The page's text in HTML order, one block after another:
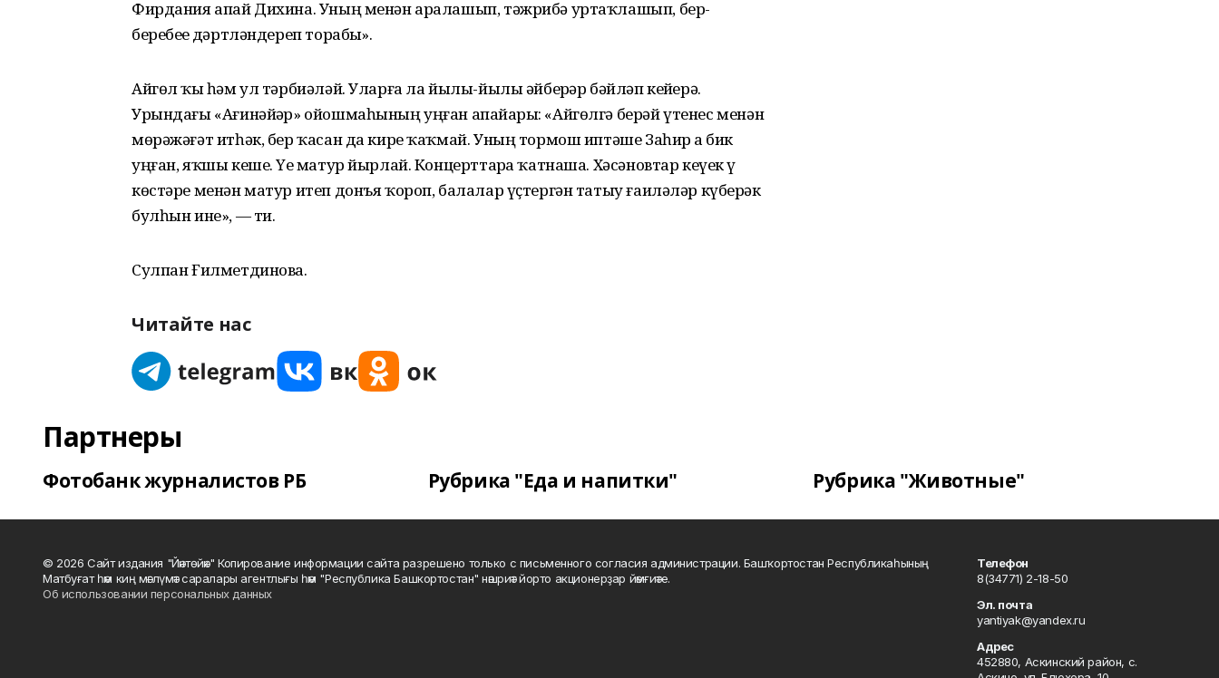
Фирдания апай Дихина. Уның менән аралашып, тәжрибә уртаҡлашып, бер-
беребеҙҙе дәртләндереп торабыҙ».
Айгөл ҡыҙ һәм ул тәрбиәләй. Уларға ла йылы-йылы әйберҙәр бәйләп кейҙерә.
Урындағы «Ағинәйҙәр» ойошмаһының уңған апайҙары: «Айгөлгә берәй үтенес менән
мөрәжәғәт итһәк, бер ҡасан да кире ҡаҡмай. Уның тормош иптәше Заһир ҙа бик
уңған, яҡшы кеше. Үҙе матур йырлай. Концерттарҙа ҡатнаша. Хәсәновтар кеүек үҙ
көстәре менән матур итеп донъя ҡороп, балалар үҫтергән татыу ғаиләләр күберәк
булһын ине», — ти.
Сулпан Ғилметдинова.
Читайте нас
Партнеры
Фотобанк журналистов РБ Рубрика "Еда и напитки" Рубрика "Животные"
© 2026 Сайт издания "Йәнтөйәк" Копирование информации сайта разрешено только с письменного согласия администрации. Башҡортостан Республикаһының
Матбуғат һәм киң мәғлүмәт саралары агентлығы һәм "Республика Башкортостан" нәшриәт йорто акционерҙар йәмғиәте.
Об использовании персональных данных
Телефон
8(34771) 2-18-50
Эл. почта
yantiyak@yandex.ru
Адрес
452880, Аскинский район, с.